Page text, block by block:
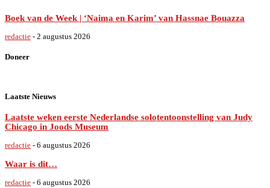
Boek van de Week | ‘Naima en Karim’ van Hassnae Bouazza
redactie - 2 augustus 2026
Doneer
Laatste Nieuws
Laatste weken eerste Nederlandse solotentoonstelling van Judy
Chicago in Joods Museum
redactie - 6 augustus 2026
Waar is dit…
redactie - 6 augustus 2026